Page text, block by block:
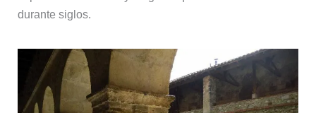
durante siglos.